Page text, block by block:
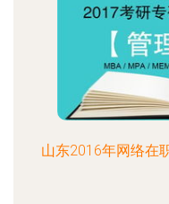
山东2016年网络在